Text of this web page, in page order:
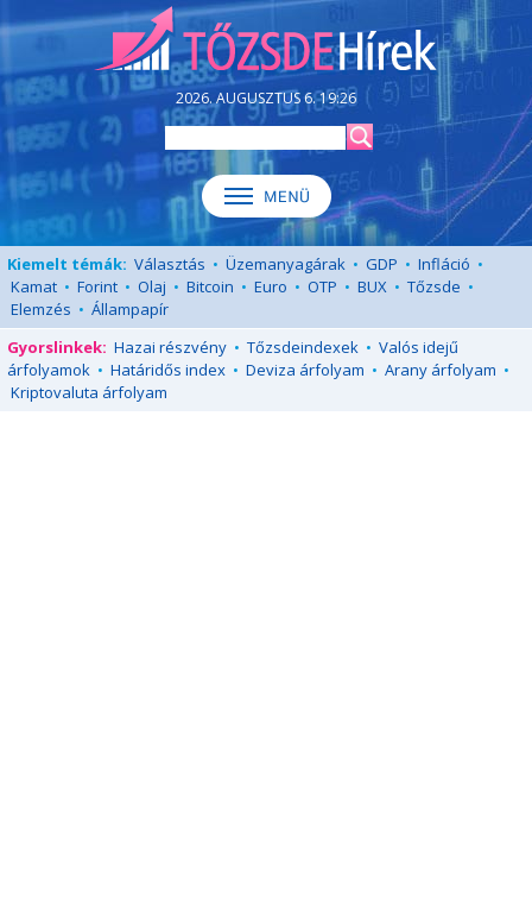
2026. AUGUSZTUS 6. 19:26
Kiemelt témák: Választás • Üzemanyagárak • GDP • Infláció •
Kamat • Forint • Olaj • Bitcoin • Euro • OTP • BUX • Tőzsde •
Elemzés • Állampapír
Gyorslinkek: Hazai részvény • Tőzsdeindexek • Valós idejű
árfolyamok • Határidős index • Deviza árfolyam • Arany árfolyam •
Kriptovaluta árfolyam